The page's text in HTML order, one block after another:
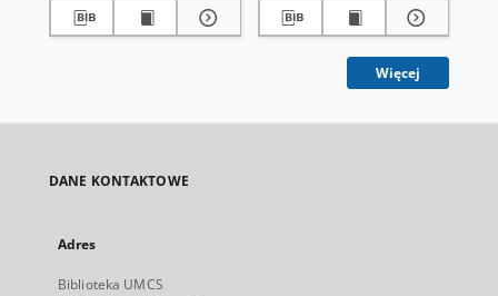
Więcej
DANE KONTAKTOWE
Adres
Biblioteka UMCS